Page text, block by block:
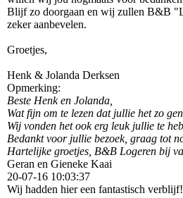
Blijf zo doorgaan en wij zullen B&B
zeker aanbevelen.
Groetjes,
Henk & Jolanda Derksen
Opmerking:
Beste Henk en Jolanda,
Wat fijn om te lezen dat jullie het zo
Wij vonden het ook erg leuk jullie te
Bedankt voor jullie bezoek, graag tot
Hartelijke groetjes, B&B Logeren bij
Geran en Gieneke Kaai
20-07-16 10:03:37
Wij hadden hier een fantastisch